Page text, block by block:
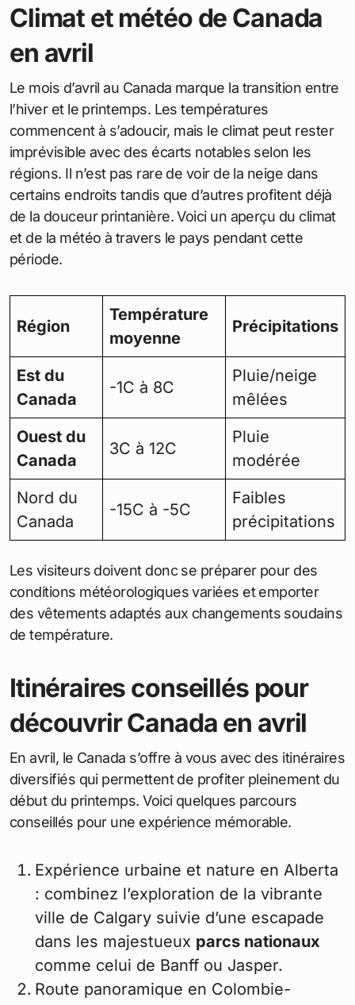
Climat et météo de Canada
en avril
Le mois d’avril au Canada marque la transition entre
l’hiver et le printemps. Les températures
commencent à s’adoucir, mais le climat peut rester
imprévisible avec des écarts notables selon les
régions. Il n’est pas rare de voir de la neige dans
certains endroits tandis que d’autres profitent déjà
de la douceur printanière. Voici un aperçu du climat
et de la météo à travers le pays pendant cette
période.
Région
Température
moyenne
Précipitations
Est du
Canada
-1C à 8C
Pluie/neige
mêlées
Ouest du
Canada
3C à 12C
Pluie
modérée
Nord du
Canada
-15C à -5C
Faibles
précipitations
Les visiteurs doivent donc se préparer pour des
conditions météorologiques variées et emporter
des vêtements adaptés aux changements soudains
de température.
Itinéraires conseillés pour
découvrir Canada en avril
En avril, le Canada s’offre à vous avec des itinéraires
diversifiés qui permettent de profiter pleinement du
début du printemps. Voici quelques parcours
conseillés pour une expérience mémorable.
Expérience urbaine et nature en Alberta
: combinez l’exploration de la vibrante
ville de Calgary suivie d’une escapade
dans les majestueux parcs nationaux
comme celui de Banff ou Jasper.
Route panoramique en Colombie-